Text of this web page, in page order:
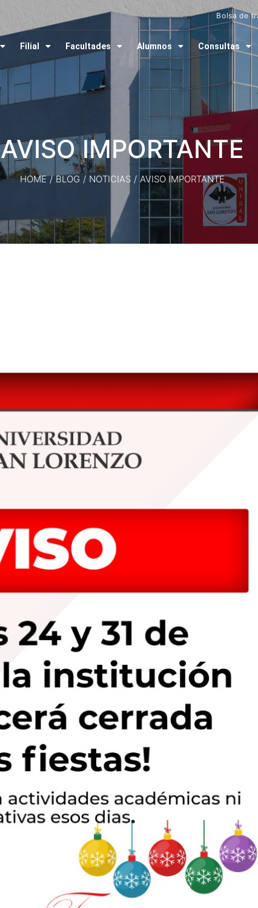
Bolsa de
Filial Facultades Alumnos Consultas
AVISO IMPORTANTE
HOME / BLOG / NOTICIAS / AVISO IMPORTANTE